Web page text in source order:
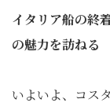
イタリア船の終
の魅力を訪ねる
いよいよ、コス